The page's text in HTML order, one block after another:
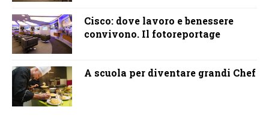
Cisco: dove lavoro e benessere
convivono. Il fotoreportage
A scuola per diventare grandi Chef